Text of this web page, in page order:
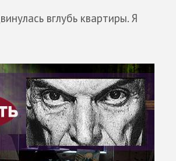
вглубь квартиры. Я